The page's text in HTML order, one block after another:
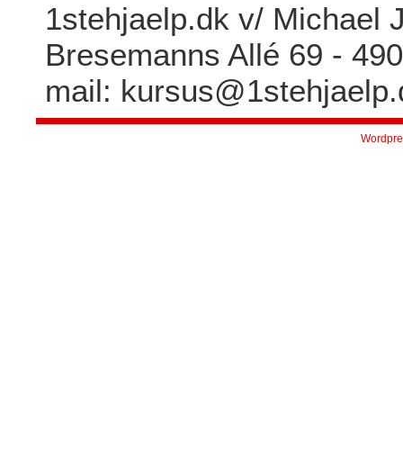
1stehjaelp.dk v/ Michael
Bresemanns Allé 69 -
mail: